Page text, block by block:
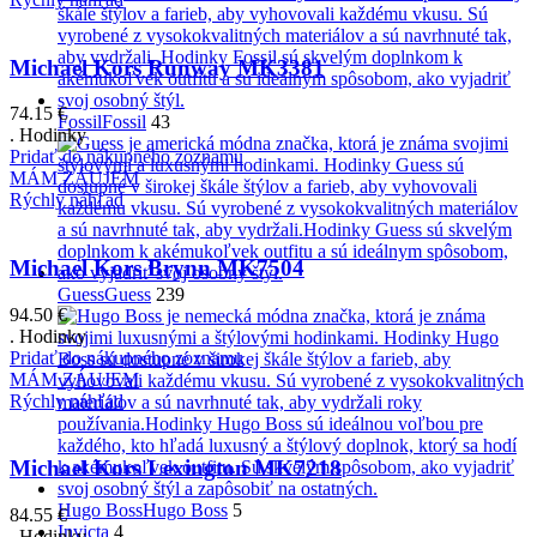
FossilFossil 43
GuessGuess 239
Hugo BossHugo Boss 5
Invicta 4
Michael Kors Runway MK3381
74.15 €
. Hodinky
Pridať do nákupného zoznamu
MÁM ZÁUJEM
Rýchly náhľad
Michael Kors Brynn MK7504
94.50 €
. Hodinky
Pridať do nákupného zoznamu
MÁM ZÁUJEM
Rýchly náhľad
Michael Kors Lexington MK7218
84.55 €